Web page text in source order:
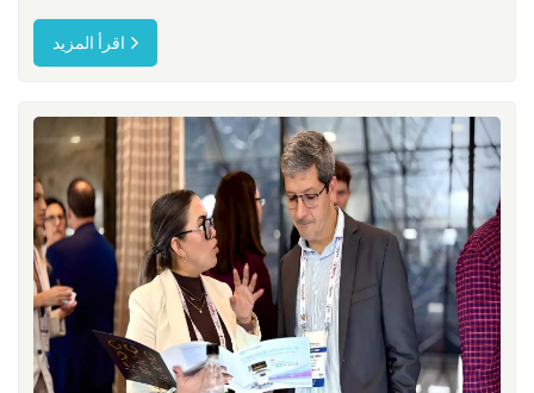
والمسجلين والمهنيين الصحيين المساعدين وشركاء الصناعة من جميع
اقرأ المزيد